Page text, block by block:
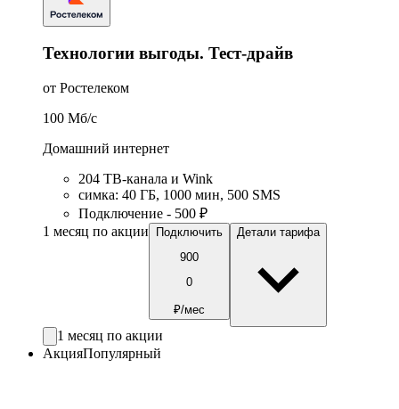
Технологии выгоды. Тест-драйв
от Ростелеком
100 Мб/c
Домашний интернет
204 ТВ-канала и Wink
симка: 40 ГБ, 1000 мин, 500 SMS
Подключение - 500 ₽
1 месяц по акции
Подключить
900
0
₽/мес
Детали тарифа
1 месяц по акции
АкцияПопулярный